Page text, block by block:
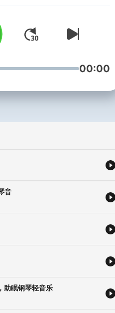
亮
00:00
音
助眠钢琴轻音乐